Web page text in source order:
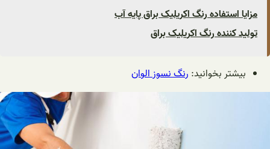
مزایا استفاده رنگ اکریلیک براق پایه آب
تولید کننده رنگ اکریلیک براق
بیشتر بخوانید: رنگ نسوز الوان